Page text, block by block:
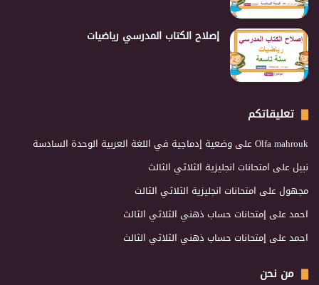
إصلاح الكتاب المدرسي رياضيات
تعليقاتكم
Olfa mahroukعلى وضعية إدماجية في اللغة العربية الوحدة السادسة
نبيلعلى امتحانات انجليزية الثلاثي الثالث
مجهولعلى امتحانات انجليزية الثلاثي الثالث
احمدعلى إمتحانات حساب ذهني الثلاثي الثالث
احمدعلى إمتحانات حساب ذهني الثلاثي الثالث
من نحن